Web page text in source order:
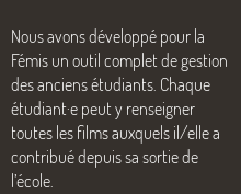
Nous avons développé pour la
Fémis un outil complet de gestion
des anciens étudiants. Chaque
étudiant·e peut y renseigner
toutes les films auxquels il/elle a
contribué depuis sa sortie de
l’école.